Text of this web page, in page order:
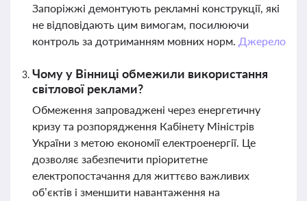
Запоріжжі демонтують рекламні конструкції, які
не відповідають цим вимогам, посилюючи
контроль за дотриманням мовних норм. Джерело
Чому у Вінниці обмежили використання
світлової реклами?
Обмеження запроваджені через енергетичну
кризу та розпорядження Кабінету Міністрів
України з метою економії електроенергії. Це
дозволяє забезпечити пріоритетне
електропостачання для життєво важливих
об’єктів і зменшити навантаження на